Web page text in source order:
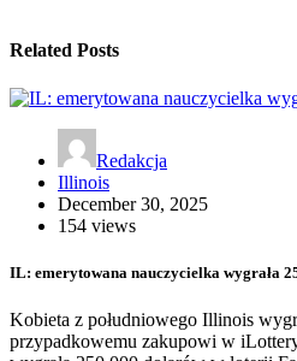
Related Posts
Redakcja
Illinois
December 30, 2025
154 views
IL: emerytowana nauczycielka wygrała
Kobieta z południowego Illinois
przypadkowemu zakupowi w